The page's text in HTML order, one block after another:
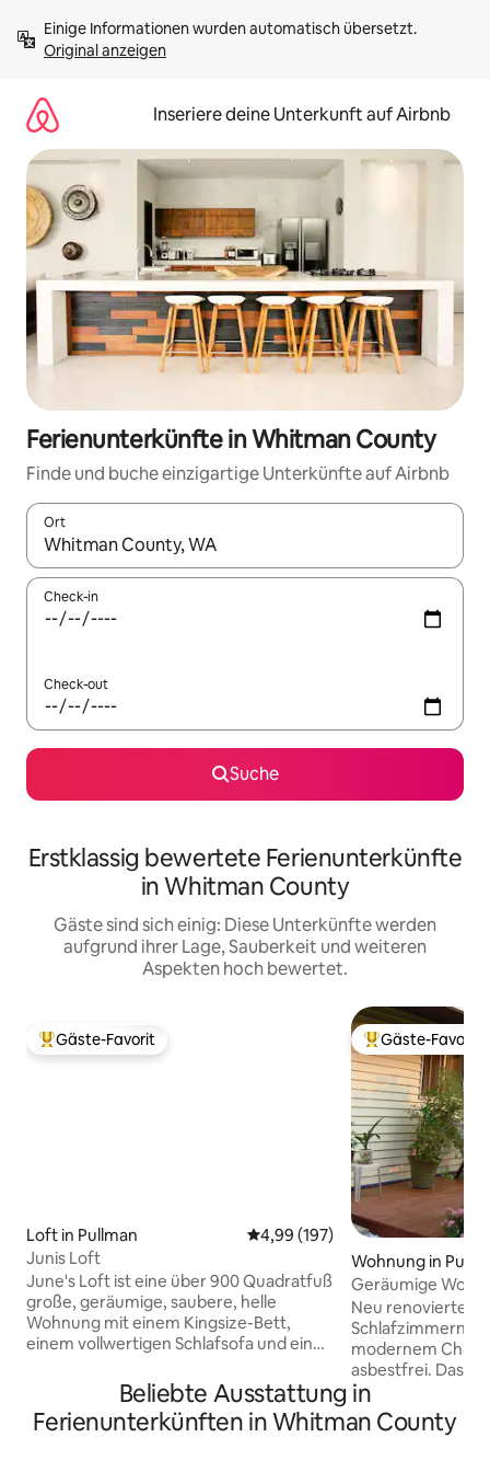
Inhalten
springenOriginal anzeigen
Inseriere deine Unterkunft auf Airbnb
Ferienunterkünfte in Whitman County
Finde und buche einzigartige Unterkünfte auf Airbnb
Ort
Wenn Ergebnisse verfügbar sind, navigiere mit den
Check-in
Check-out
Suche
Erstklassig bewertete Ferienunterkünfte
in Whitman County
Gäste sind sich einig: Diese Unterkünfte werden
aufgrund ihrer Lage, Sauberkeit und weiteren
Aspekten hoch bewertet.
Beliebter Gäste-Favorit.
Gäste-Favorit
Loft in Pullman Durchschnittliche Bewertung:
4,99 (197)
Junis Loft
June's Loft ist eine über 900 Quadratfuß
große, geräumige, saubere, helle
Wohnung mit einem Kingsize-Bett,
einem vollwertigen Schlafsofa und einer
Schreibtisch, einen 55-Zoll-Fernseher,
Küchen- und Badezimmerausstattung,
Waschmaschine und Trockner. Die
Beliebter Gäste-
Gäste-Favorit
Wohnung in
Geräumige
Gehminuten von
Neu renovierte
Schlafzimmern
modernem
asbestfrei. Das Hauptschlafzimmer
verfügt über ein
Schlafzimmer 2
Queensize-Bett
Beliebte Ausstattung in
Ferienunterkünften in Whitman County